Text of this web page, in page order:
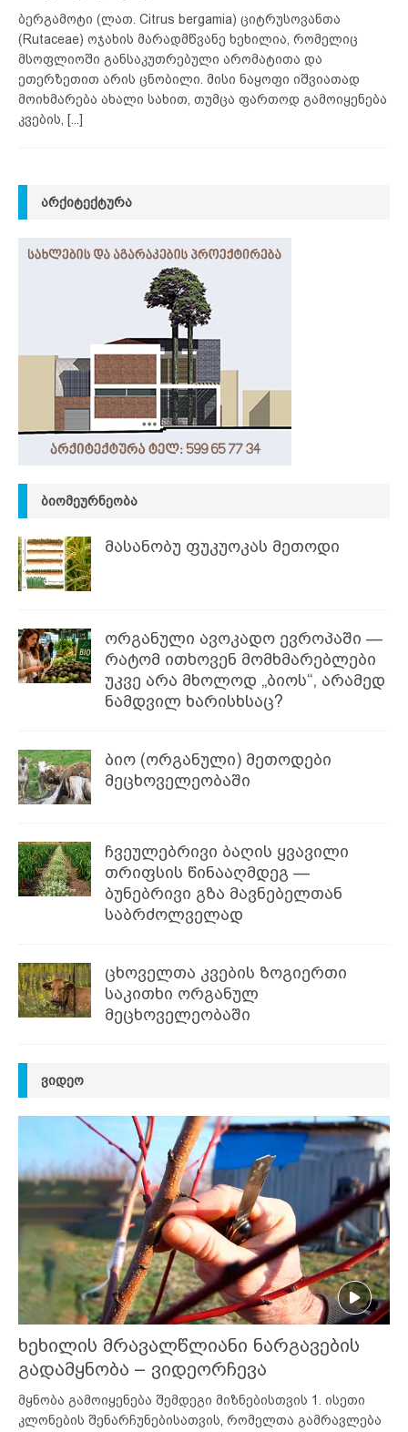
ბერგამოტი (ლათ. Citrus bergamia) ციტრუსოვანთა
(Rutaceae) ოჯახის მარადმწვანე ხეხილია, რომელიც
მსოფლიოში განსაკუთრებული არომატითა და
ეთერზეთით არის ცნობილი. მისი ნაყოფი იშვიათად
მოიხმარება ახალი სახით, თუმცა ფართოდ გამოიყენება
კვების,
[...]
ᲐᲠᲥᲘᲢᲔᲥᲢᲣᲠᲐ
ᲑᲘᲝᲛᲔᲣᲠᲜᲔᲝᲑᲐ
მასანობუ ფუკუოკას მეთოდი
ორგანული ავოკადო ევროპაში —
რატომ ითხოვენ მომხმარებლები
უკვე არა მხოლოდ „ბიოს“, არამედ
ნამდვილ ხარისხსაც?
ბიო (ორგანული) მეთოდები
მეცხოველეობაში
ჩვეულებრივი ბაღის ყვავილი
თრიფსის წინააღმდეგ —
ბუნებრივი გზა მავნებელთან
საბრძოლველად
ცხოველთა კვების ზოგიერთი
საკითხი ორგანულ
მეცხოველეობაში
ᲕᲘᲓᲔᲝ
ხეხილის მრავალწლიანი ნარგავების
გადამყნობა – ვიდეორჩევა
მყნობა გამოიყენება შემდეგი მიზნებისთვის 1. ისეთი
კლონების შენარჩუნებისათვის, რომელთა გამრავლება